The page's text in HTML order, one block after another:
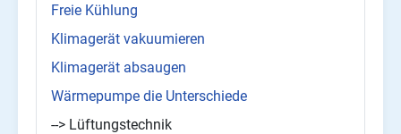
Freie Kühlung
Klimagerät vakuumieren
Klimagerät absaugen
Wärmepumpe die Unterschiede
--> Lüftungstechnik